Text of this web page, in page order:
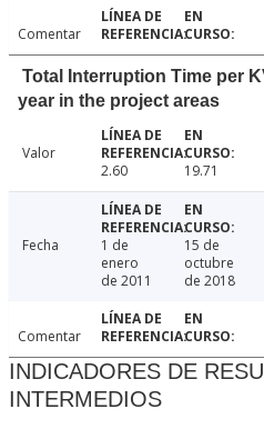
Comentar
Total Interruption Time per
year in the project areas
Valor
2.60
19.71
Fecha
1 de
enero
de 2011
15 de
octubre
de 2018
Comentar
INDICADORES DE
INTERMEDIOS